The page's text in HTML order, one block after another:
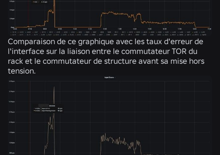
Comparaison de ce graphique avec les taux d'erreur de
l'interface sur la liaison entre le commutateur TOR du
rack et le commutateur de structure avant sa mise hors
tension.